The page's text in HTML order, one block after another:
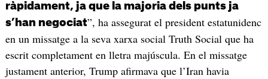
ràpidament, ja que la majoria dels punts ja
s’han negociat”, ha assegurat el president estatunidenc
en un missatge a la seva xarxa social Truth Social que ha
escrit completament en lletra majúscula. En el missatge
justament anterior, Trump afirmava que l’Iran havia